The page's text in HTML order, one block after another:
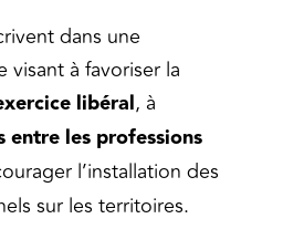
dans une
visant à favoriser la
libéral, à
entre les professions
l’installation des
sur les territoires.